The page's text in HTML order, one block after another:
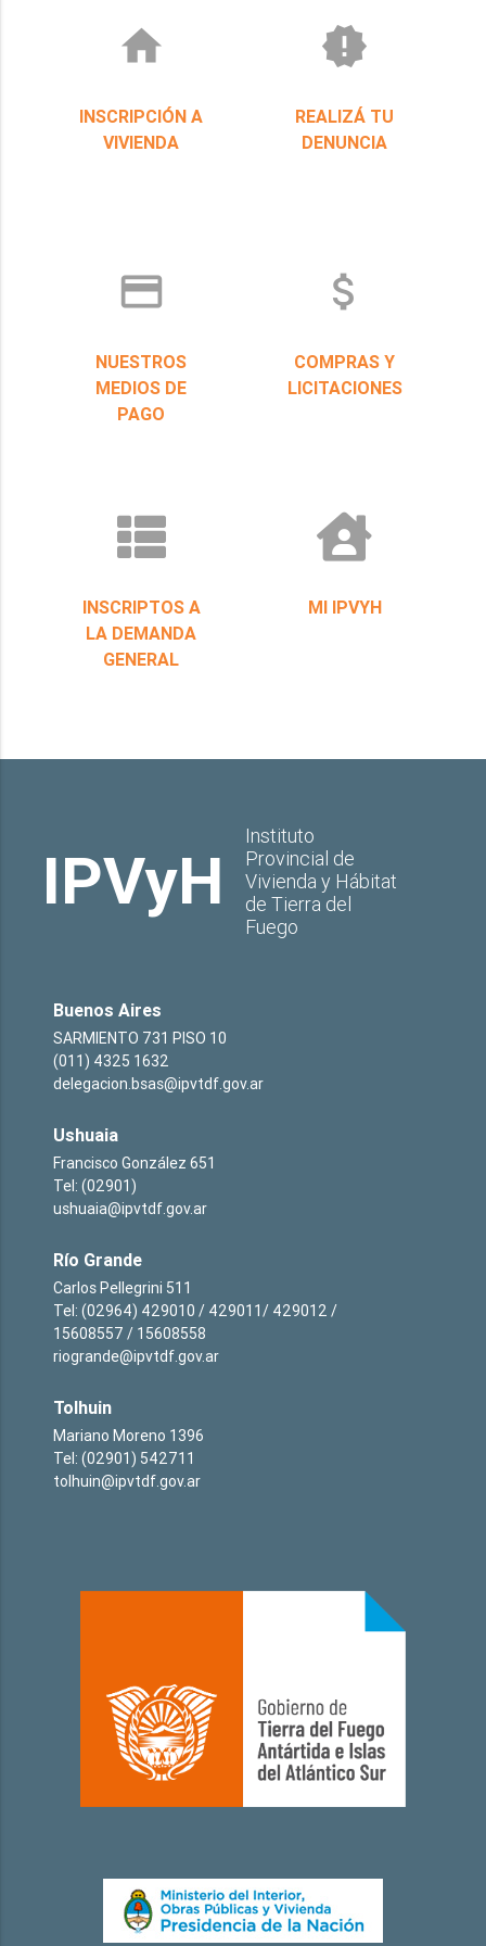
home
INSCRIPCIÓN A
VIVIENDA
new_releases
REALIZÁ TU
DENUNCIA
credit_card
NUESTROS
MEDIOS DE
PAGO
attach_money
COMPRAS Y
LICITACIONES
INSCRIPTOS A
LA DEMANDA
GENERAL
MI IPVYH
IPVyH
Instituto
Provincial de
Vivienda y Hábitat
de Tierra del
Fuego
Buenos Aires
SARMIENTO 731 PISO 10
(011) 4325 1632
delegacion.bsas@ipvtdf.gov.ar
Ushuaia
Francisco González 651
Tel: (02901)
ushuaia@ipvtdf.gov.ar
Río Grande
Carlos Pellegrini 511
Tel: (02964) 429010 / 429011/ 429012 /
15608557 / 15608558
riogrande@ipvtdf.gov.ar
Tolhuin
Mariano Moreno 1396
Tel: (02901) 542711
tolhuin@ipvtdf.gov.ar